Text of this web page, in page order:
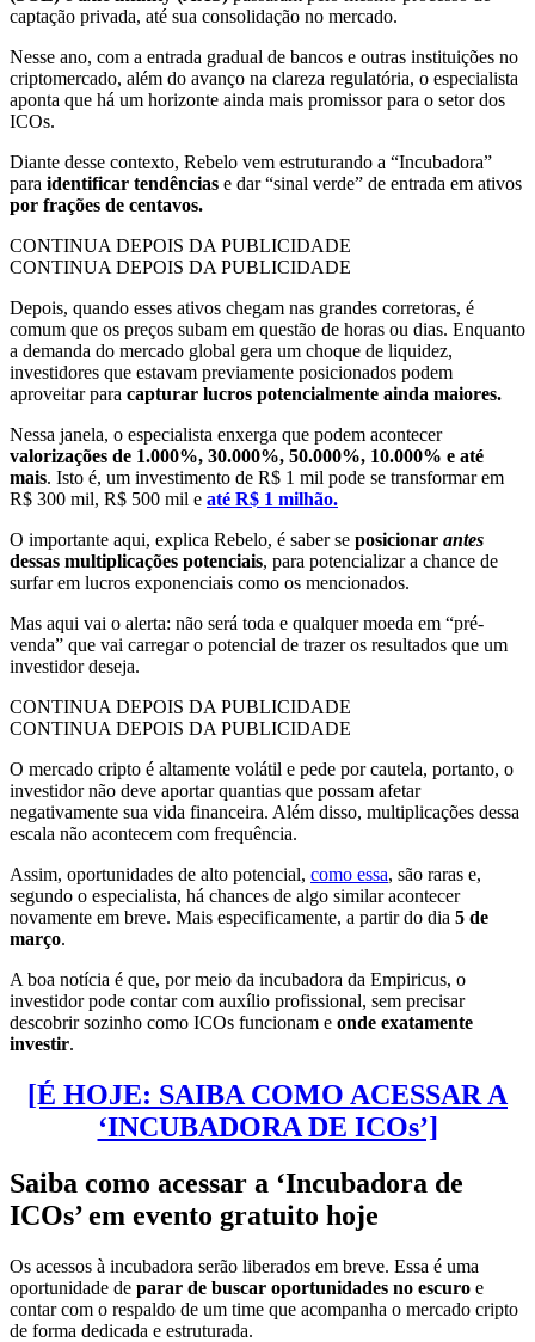
captação privada, até sua consolidação no mercado.
Nesse ano, com a entrada gradual de bancos e outras instituições no
criptomercado, além do avanço na clareza regulatória, o especialista
aponta que há um horizonte ainda mais promissor para o setor dos
ICOs.
Diante desse contexto, Rebelo vem estruturando a “Incubadora”
para identificar tendências e dar “sinal verde” de entrada em ativos
por frações de centavos.
CONTINUA DEPOIS DA PUBLICIDADE
CONTINUA DEPOIS DA PUBLICIDADE
Depois, quando esses ativos chegam nas grandes corretoras, é
comum que os preços subam em questão de horas ou dias. Enquanto
a demanda do mercado global gera um choque de liquidez,
investidores que estavam previamente posicionados podem
aproveitar para capturar lucros potencialmente ainda maiores.
Nessa janela, o especialista enxerga que podem acontecer
valorizações de 1.000%, 30.000%, 50.000%, 10.000% e até
mais. Isto é, um investimento de R$ 1 mil pode se transformar em
R$ 300 mil, R$ 500 mil e até R$ 1 milhão.
O importante aqui, explica Rebelo, é saber se posicionar antes
dessas multiplicações potenciais, para potencializar a chance de
surfar em lucros exponenciais como os mencionados.
Mas aqui vai o alerta: não será toda e qualquer moeda em “pré-
venda” que vai carregar o potencial de trazer os resultados que um
investidor deseja.
CONTINUA DEPOIS DA PUBLICIDADE
CONTINUA DEPOIS DA PUBLICIDADE
O mercado cripto é altamente volátil e pede por cautela, portanto, o
investidor não deve aportar quantias que possam afetar
negativamente sua vida financeira. Além disso, multiplicações dessa
escala não acontecem com frequência.
Assim, oportunidades de alto potencial, como essa, são raras e,
segundo o especialista, há chances de algo similar acontecer
novamente em breve. Mais especificamente, a partir do dia 5 de
março.
A boa notícia é que, por meio da incubadora da Empiricus, o
investidor pode contar com auxílio profissional, sem precisar
descobrir sozinho como ICOs funcionam e onde exatamente
investir.
[É HOJE: SAIBA COMO ACESSAR A
‘INCUBADORA DE ICOs’]
Saiba como acessar a ‘Incubadora de
ICOs’ em evento gratuito hoje
Os acessos à incubadora serão liberados em breve. Essa é uma
oportunidade de parar de buscar oportunidades no escuro e
contar com o respaldo de um time que acompanha o mercado cripto
de forma dedicada e estruturada.